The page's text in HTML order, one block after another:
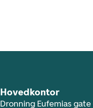
Hovedkontor
Dronning Eufemias